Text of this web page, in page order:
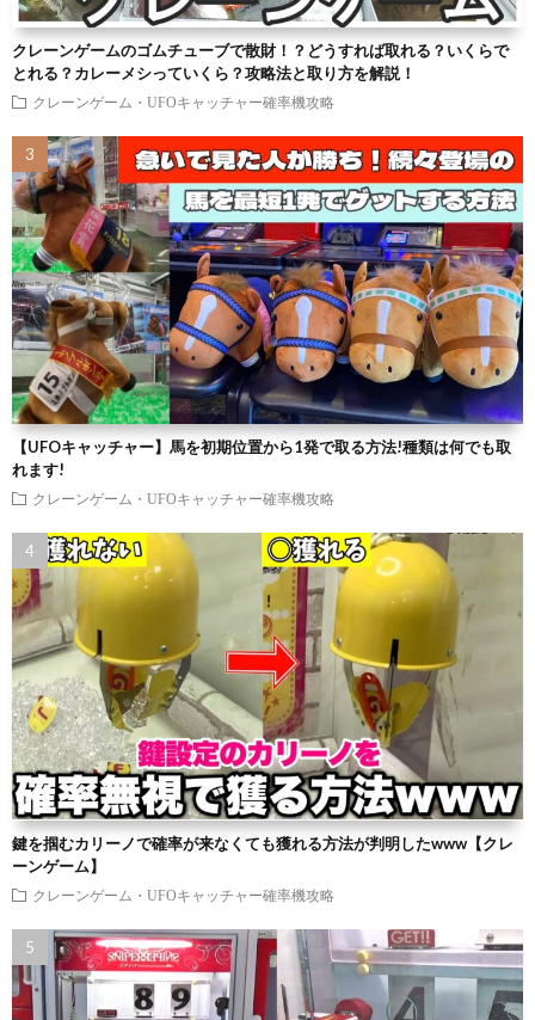
クレーンゲームのゴムチューブで散財！？どうすれば取れる？いくらで
とれる？カレーメシっていくら？攻略法と取り方を解説！
クレーンゲーム・UFOキャッチャー確率機攻略
【UFOキャッチャー】馬を初期位置から1発で取る方法!種類は何でも取
れます!
クレーンゲーム・UFOキャッチャー確率機攻略
鍵を掴むカリーノで確率が来なくても獲れる方法が判明したwww【クレ
ーンゲーム】
クレーンゲーム・UFOキャッチャー確率機攻略